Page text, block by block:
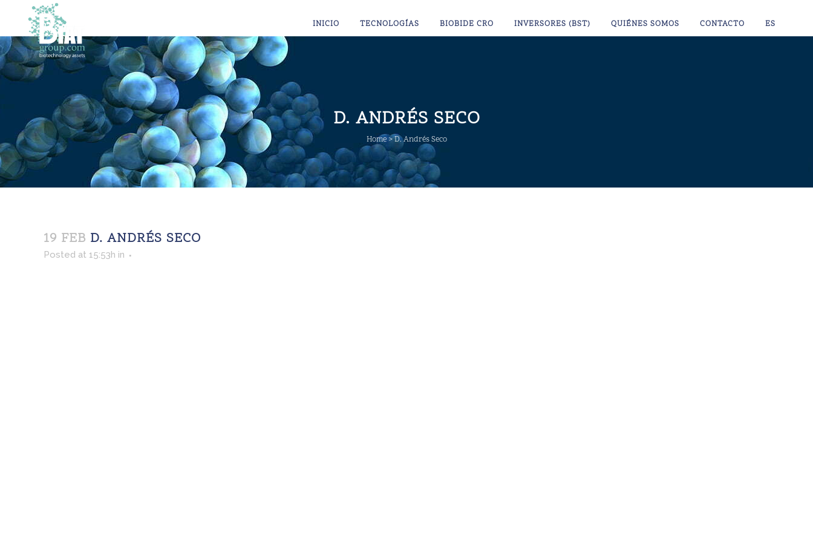
INICIO TECNOLOGÍAS BIOBIDE CRO INVERSORES (BST) QUIÉNES SOMOS CONTACTO ES
D. ANDRÉS SECO
Home>D. Andrés Seco
19 FEB D. ANDRÉS SECO
Posted at 15:53h in